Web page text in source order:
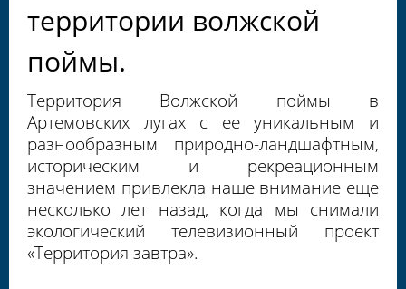
территории волжской
поймы.
Территория Волжской поймы в
Артемовских лугах с ее уникальным и
разнообразным природно-ландшафтным,
историческим и рекреационным
значением привлекла наше внимание еще
несколько лет назад, когда мы снимали
экологический телевизионный проект
«Территория завтра».